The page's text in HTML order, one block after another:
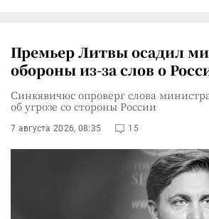
Премьер Литвы осадил
обороны из-за слов о
Синкявичюс опроверг слова
об угрозе со стороны России
7 августа 2026, 08:35 15